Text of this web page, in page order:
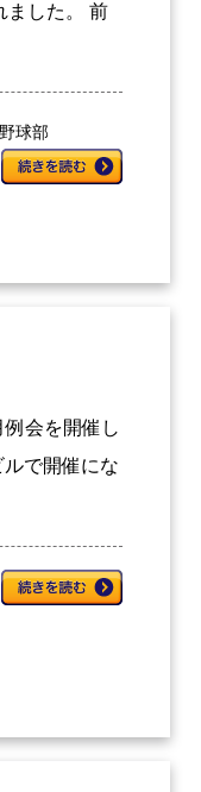
ました。 前
野球部
会を開催し
で開催にな